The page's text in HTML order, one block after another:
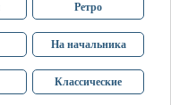
Ретро
На начальника
Классические